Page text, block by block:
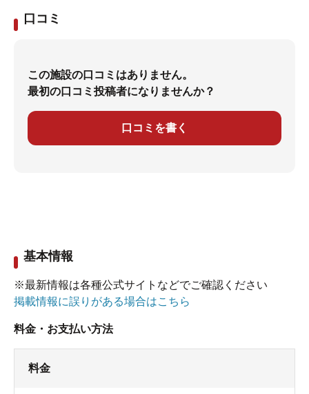
口コミ
この施設の口コミはありません。
最初の口コミ投稿者になりませんか？
口コミを書く
基本情報
※最新情報は各種公式サイトなどでご確認ください
掲載情報に誤りがある場合はこちら
料金・お支払い方法
料金